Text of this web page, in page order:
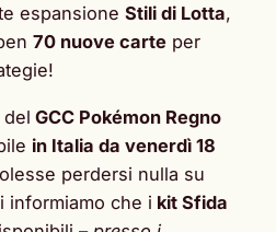
espansione Stili di Lotta,
70 nuove carte per
del GCC Pokémon Regno
in Italia da venerdì 18
perdersi nulla su
informiamo che i kit Sfida